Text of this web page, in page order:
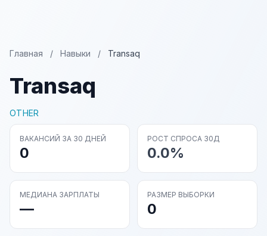
Главная / Навыки / Transaq
Transaq
OTHER
ВАКАНСИЙ ЗА 30 ДНЕЙ
0
РОСТ СПРОСА 30Д
0.0%
МЕДИАНА ЗАРПЛАТЫ
—
РАЗМЕР ВЫБОРКИ
0